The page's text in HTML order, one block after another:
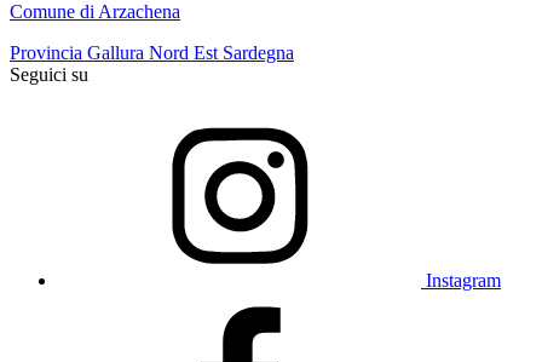
Comune di Arzachena
Provincia Gallura Nord Est Sardegna
Seguici su
Instagram